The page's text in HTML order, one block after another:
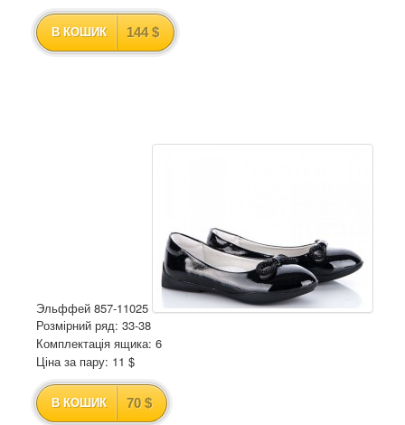
В КОШИК 144 $
Эльффей 857-11025
Розмірний ряд: 33-38
Комплектація ящика: 6
Ціна за пару: 11 $
В КОШИК 70 $